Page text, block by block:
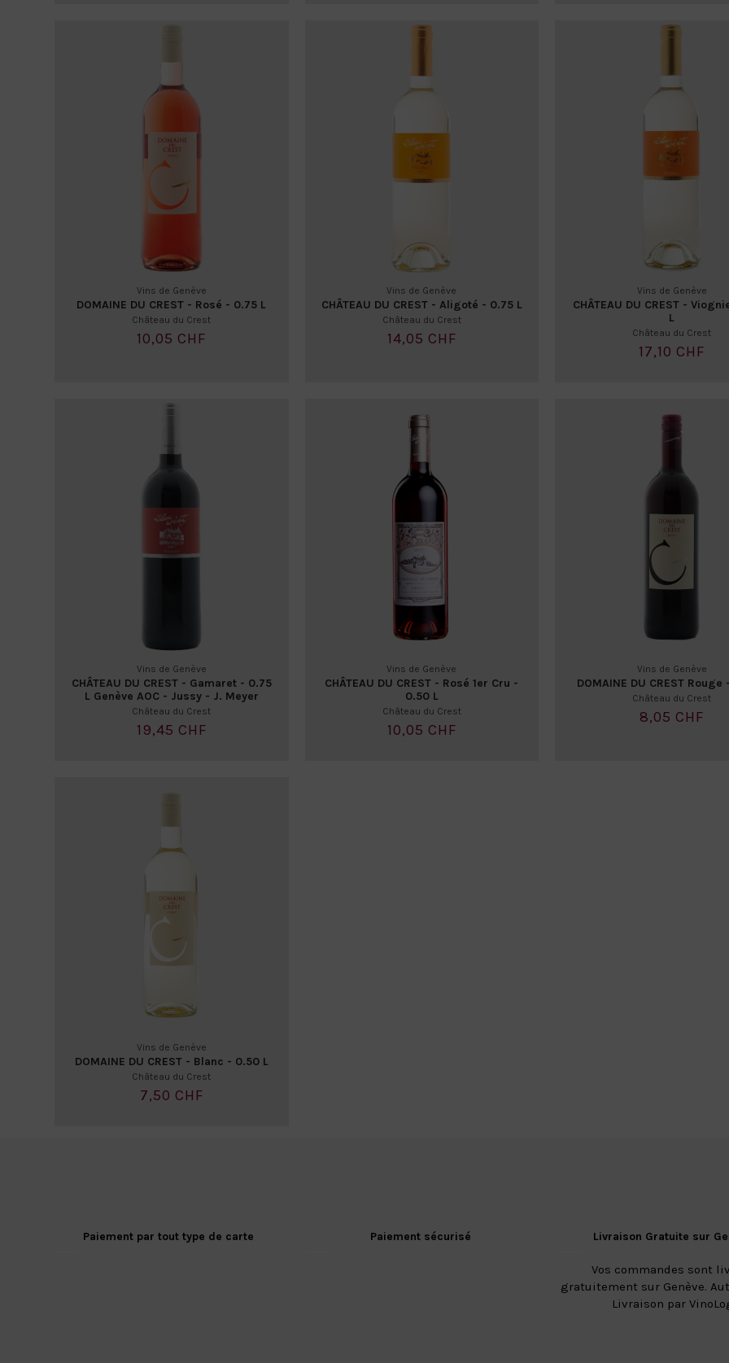
Vins de Genève
DOMAINE DU CREST - Rosé - 0.75 L
Château du Crest
10,05 CHF
Vins de Genève
CHÂTEAU DU CREST - Aligoté - 0.75 L
Château du Crest
14,05 CHF
Vins de Genève
CHÂTEAU DU CREST -
L
Château du Crest
17,10 CHF
Vins de Genève
CHÂTEAU DU CREST - Gamaret - 0.75
L Genève AOC - Jussy - J. Meyer
Château du Crest
19,45 CHF
Vins de Genève
CHÂTEAU DU CREST - Rosé 1er Cru -
0.50 L
Château du Crest
10,05 CHF
Vins de Genève
DOMAINE DU CREST Rouge
Château du Crest
8,05 CHF
Vins de Genève
DOMAINE DU CREST - Blanc - 0.50 L
Château du Crest
7,50 CHF
Paiement par tout type de carte Paiement sécurisé Livraison Gratuite sur
Vos commandes sont
gratuitement sur Genève.
Livraison par